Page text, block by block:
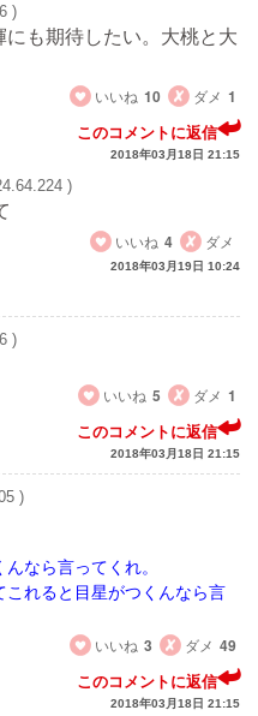
)
も期待したい。大桃と大
いいね 10 ダメ 1
このコメントに返信
2018年03月18日 21:15
)
いいね 4 ダメ
2018年03月19日 10:24
)
いいね 5 ダメ 1
このコメントに返信
2018年03月18日 21:15
)
なら言ってくれ。
これると目星がつくんなら言
いいね 3 ダメ 49
このコメントに返信
2018年03月18日 21:15